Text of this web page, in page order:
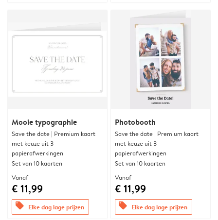
Mooie typographie
Save the date | Premium kaart
met keuze uit 3
papierafwerkingen
Set van 10 kaarten
Vanaf
€ 11,99
offers Elke dag lage prijzen
Photobooth
Save the date | Premium kaart
met keuze uit 3
papierafwerkingen
Set van 10 kaarten
Vanaf
€ 11,99
offers Elke dag lage prijzen